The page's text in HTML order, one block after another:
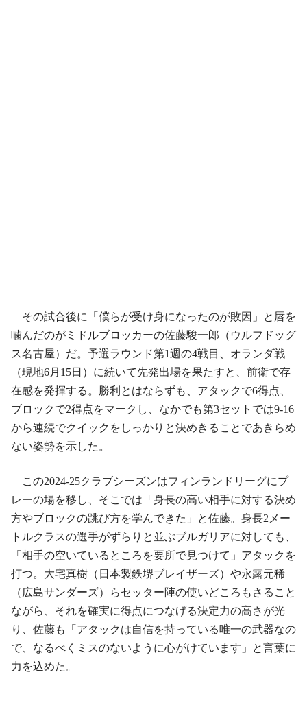
その試合後に「僕らが受け身になったのが敗因」と唇を
噛んだのがミドルブロッカーの佐藤駿一郎（ウルフドッグ
ス名古屋）だ。予選ラウンド第1週の4戦目、オランダ戦
（現地6月15日）に続いて先発出場を果たすと、前衛で存
在感を発揮する。勝利とはならずも、アタックで6得点、
ブロックで2得点をマークし、なかでも第3セットでは9-16
から連続でクイックをしっかりと決めきることであきらめ
ない姿勢を示した。
この2024-25クラブシーズンはフィンランドリーグにプ
レーの場を移し、そこでは「身長の高い相手に対する決め
方やブロックの跳び方を学んできた」と佐藤。身長2メー
トルクラスの選手がずらりと並ぶブルガリアに対しても、
「相手の空いているところを要所で見つけて」アタックを
打つ。大宅真樹（日本製鉄堺ブレイザーズ）や永露元稀
（広島サンダーズ）らセッター陣の使いどころもさること
ながら、それを確実に得点につなげる決定力の高さが光
り、佐藤も「アタックは自信を持っている唯一の武器なの
で、なるべくミスのないように心がけています」と言葉に
力を込めた。